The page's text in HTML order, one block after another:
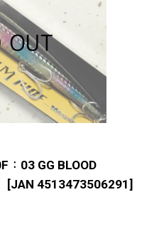
：03 GG BLOOD
[JAN 4513473506291]